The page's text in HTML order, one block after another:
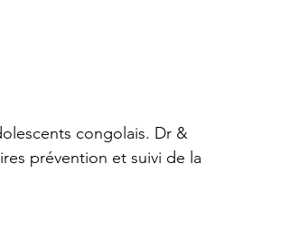
congolais. Dr &
prévention et suivi de la